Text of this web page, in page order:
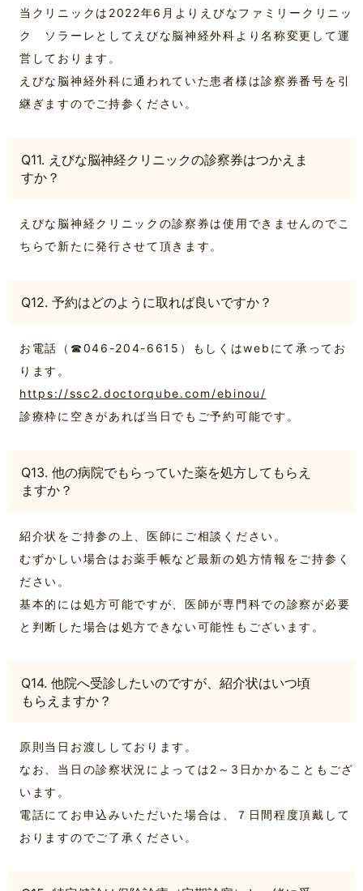
当クリニックは2022年6月よりえびなファミリークリニッ
ク ソラーレとしてえびな脳神経外科より名称変更して運
営しております。
えびな脳神経外科に通われていた患者様は診察券番号を引
継ぎますのでご持参ください。
Q11. えびな脳神経クリニックの診察券はつかえま
すか？
えびな脳神経クリニックの診察券は使用できませんのでこ
ちらで新たに発行させて頂きます。
Q12. 予約はどのように取れば良いですか？
お電話（☎046-204-6615）もしくはwebにて承ってお
ります。
https://ssc2.doctorqube.com/ebinou/
診療枠に空きがあれば当日でもご予約可能です。
Q13. 他の病院でもらっていた薬を処方してもらえ
ますか？
紹介状をご持参の上、医師にご相談ください。
むずかしい場合はお薬手帳など最新の処方情報をご持参く
ださい。
基本的には処方可能ですが、医師が専門科での診察が必要
と判断した場合は処方できない可能性もございます。
Q14. 他院へ受診したいのですが、紹介状はいつ頃
もらえますか？
原則当日お渡ししております。
なお、当日の診察状況によっては2～3日かかることもござ
います。
電話にてお申込みいただいた場合は、７日間程度頂戴して
おりますのでご了承ください。